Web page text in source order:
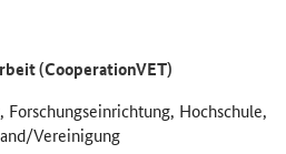
(CooperationVET)
Hochschule,
Vereinigung